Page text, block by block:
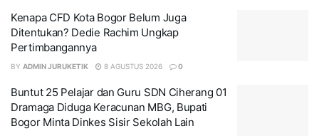
Kenapa CFD Kota Bogor Belum Juga
Ditentukan? Dedie Rachim Ungkap
Pertimbangannya
BY ADMIN JURUKETIK 8 AGUSTUS 2026 0
Buntut 25 Pelajar dan Guru SDN Ciherang 01
Dramaga Diduga Keracunan MBG, Bupati
Bogor Minta Dinkes Sisir Sekolah Lain